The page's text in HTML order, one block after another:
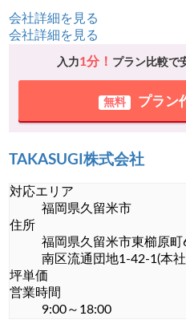
会社詳細を見る
会社詳細を見る
入力1分！ プラン比較で
無料 プラン
TAKASUGI株式会社
対応エリア
福岡県久留米市
住所
福岡県久留米市東櫛原
南区流通団地1-42-1(本
坪単価
営業時間
9:00～18:00